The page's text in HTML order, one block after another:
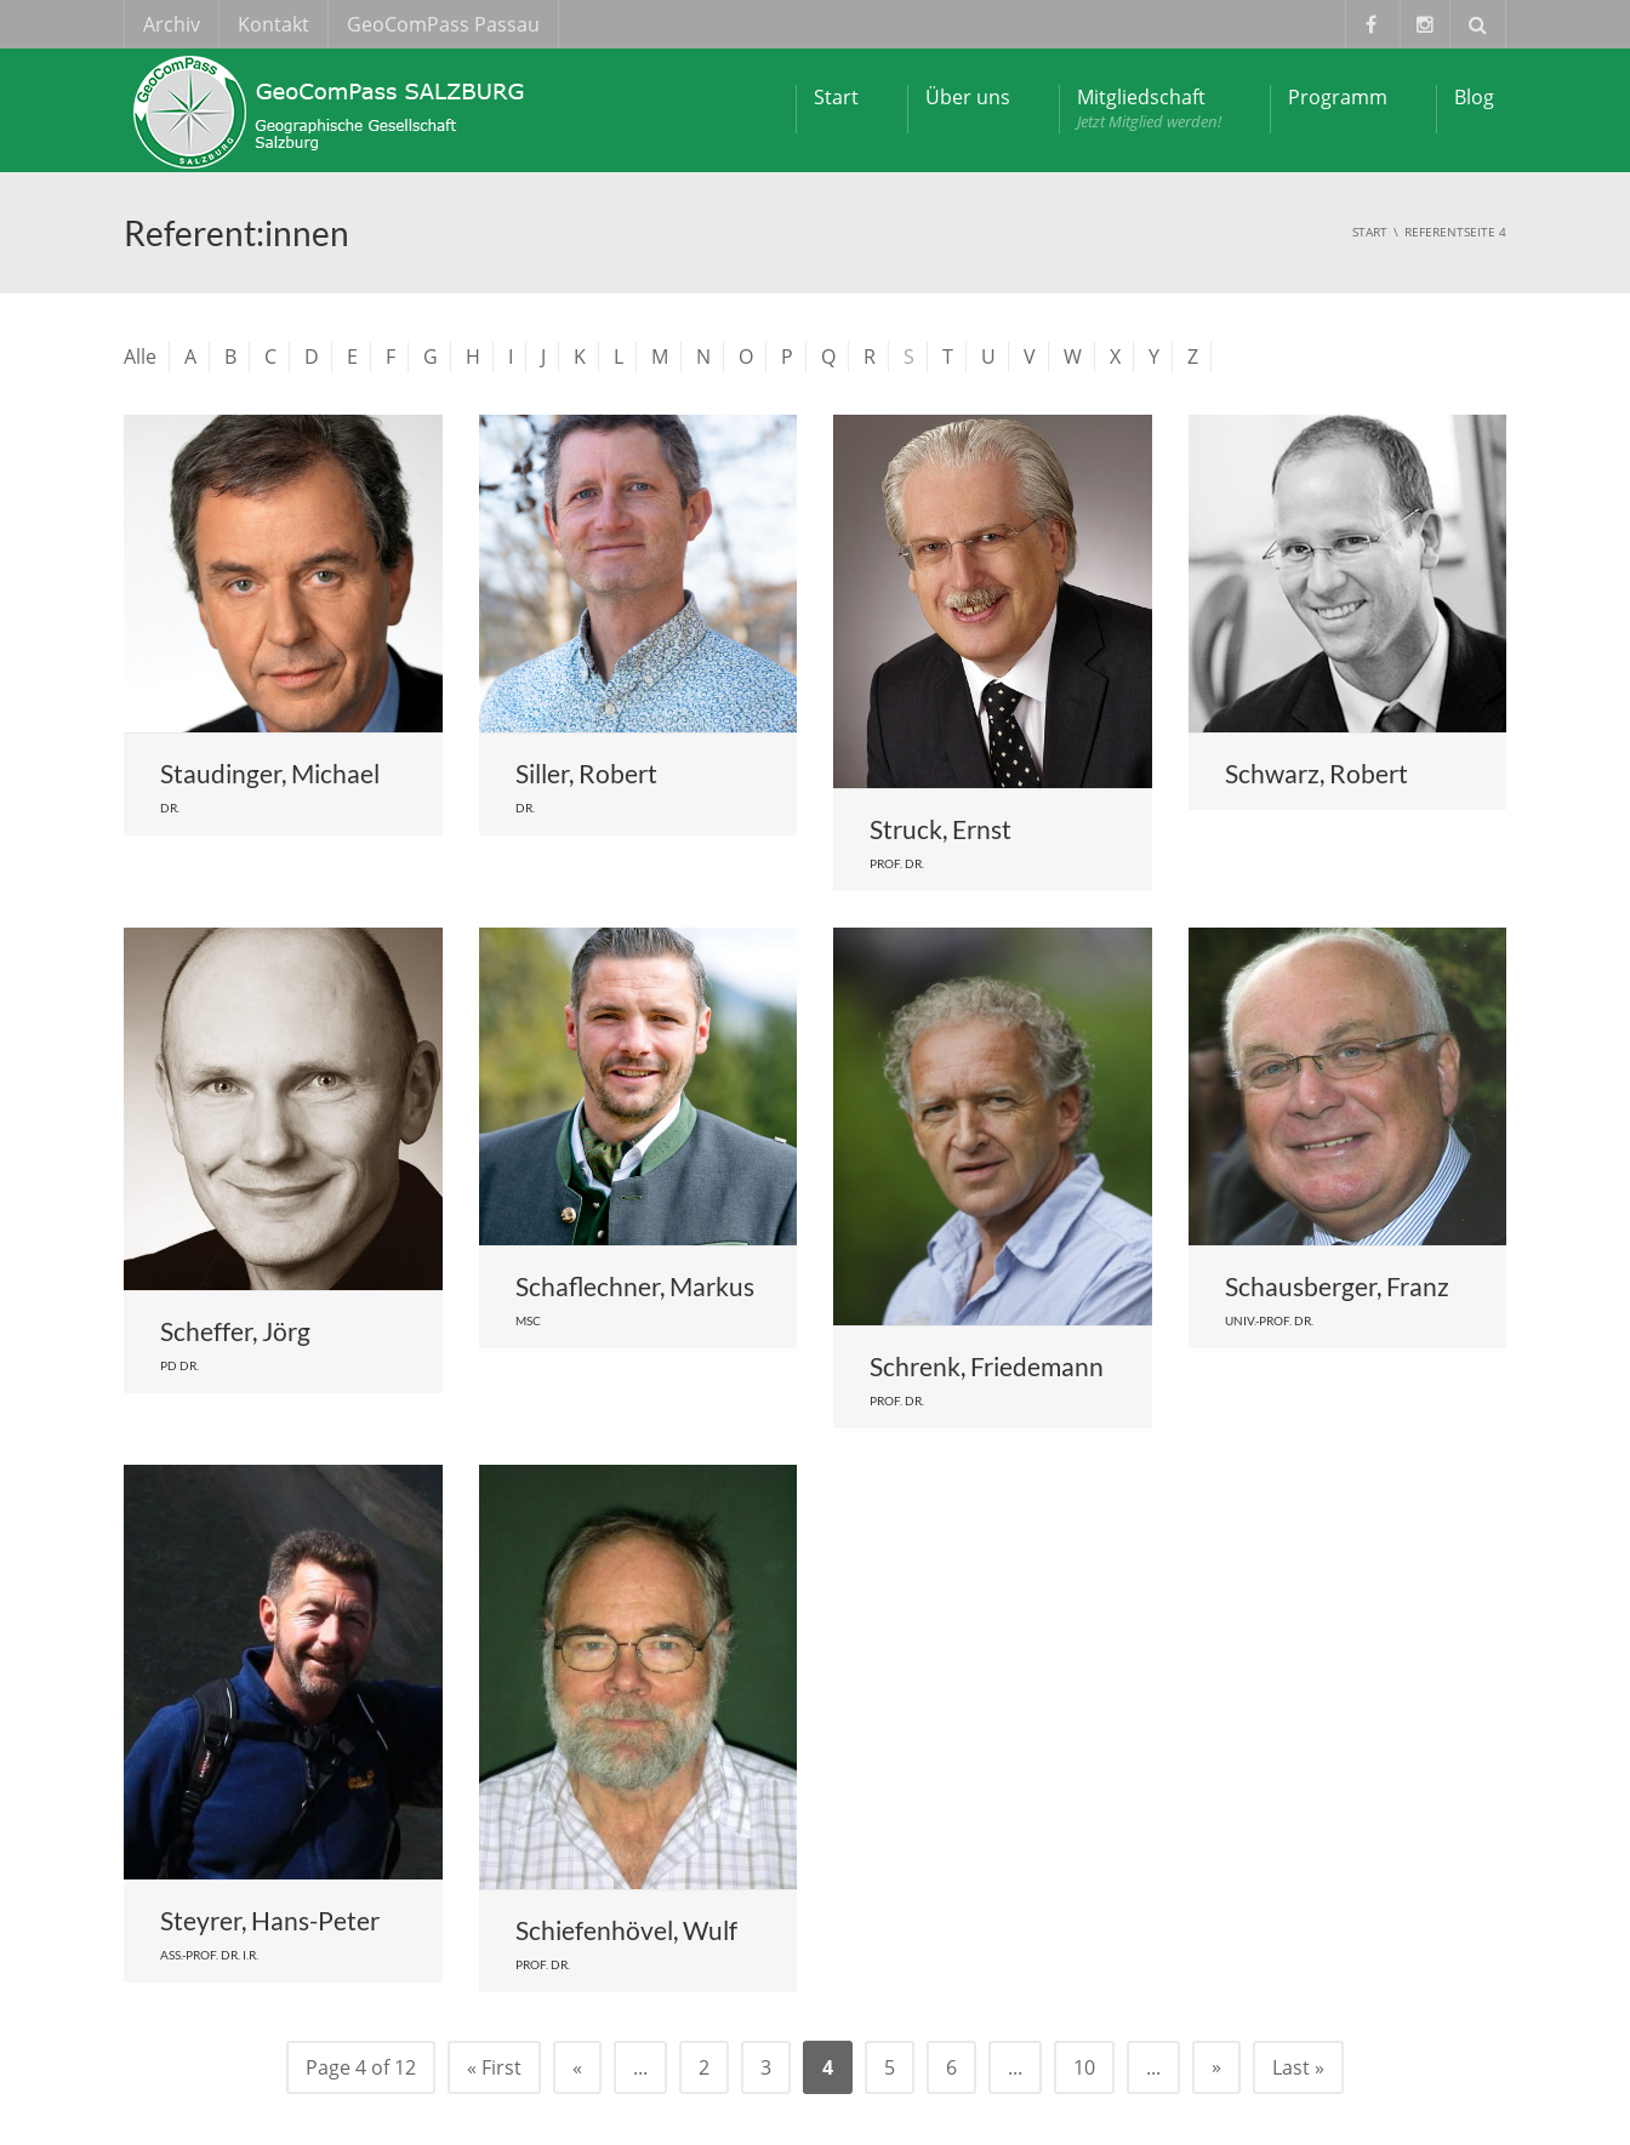
Archiv Kontakt GeoComPass Passau
Start Über uns Mitgliedschaft
Jetzt Mitglied werden!
Programm Blog
Referent:innen START REFERENTSEITE 4
Alle A B C D E F G H I J K L M N O P Q R S T U V W X Y Z
Staudinger, Michael
DR.
Siller, Robert
DR.
Struck, Ernst
PROF. DR.
Schwarz, Robert
Scheffer, Jörg
PD DR.
Schaflechner, Markus
MSC
Schrenk, Friedemann
PROF. DR.
Schausberger, Franz
UNIV.-PROF. DR.
Steyrer, Hans-Peter
ASS.-PROF. DR. I.R.
Schiefenhövel, Wulf
PROF. DR.
Page 4 of 12 « First « ... 2 3 4 5 6 ... 10 ... » Last »